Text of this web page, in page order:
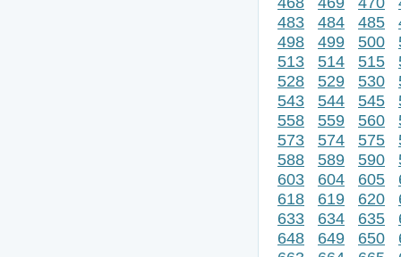
483
484 485
498
499 500
513
514 515
528
529 530
543
544 545
558
559 560
573
574 575
588
589 590
603
604 605
618
619 620
633
634 635
648
649 650